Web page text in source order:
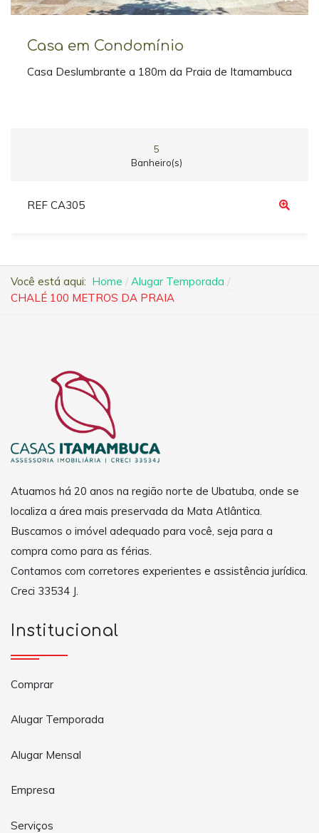
Casa em Condomínio
Casa Deslumbrante a 180m da Praia de Itamambuca
5
Banheiro(s)
REF CA305
Você está aqui: Home
Alugar Temporada
CHALÉ 100 METROS DA PRAIA
Atuamos há 20 anos na região norte de Ubatuba, onde se
localiza a área mais preservada da Mata Atlântica.
Buscamos o imóvel adequado para você, seja para a
compra como para as férias.
Contamos com corretores experientes e assistência jurídica.
Creci 33534 J.
Institucional
Comprar
Alugar Temporada
Alugar Mensal
Empresa
Serviços